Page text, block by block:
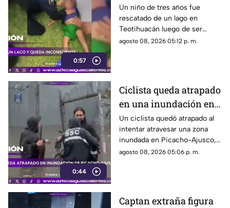
0:57
inconsciente en
Teotihuacán
Un niño de tres años fue
rescatado de un lago en
Teotihuacán luego de ser
localizado inconsciente. Un
agosto 08, 2026 05:12 p. m.
0:44
Ciclista queda atrapado
en una inundación en
Picacho-Ajusco
Un ciclista quedó atrapado al
intentar atravesar una zona
inundada en Picacho-Ajusco,
Tlalpan. Elementos de la SSC
agosto 08, 2026 05:06 p. m.
Captan extraña figura